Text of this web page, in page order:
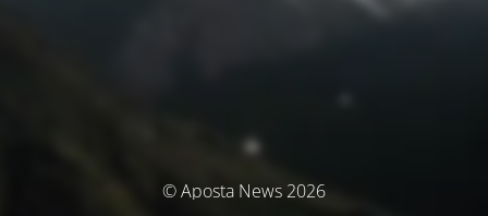
© Aposta News 2026